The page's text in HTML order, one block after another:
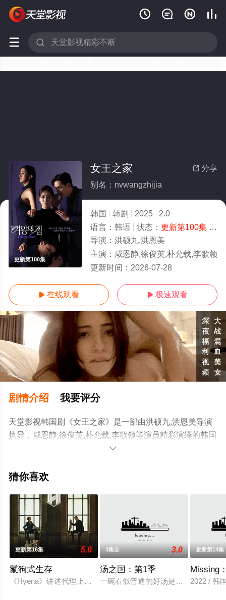
   
 
更新第100集
 分享
女王之家
别名：nvwangzhijia
韩国 韩剧 2025
2.0
语言： 韩语 状态： 更新第100集- 免费在线观看
导演： 洪硕九,洪恩美
主演： 咸恩静,徐俊英,朴允载,李歌领
更新时间： 2026-07-28
 在线观看  极速观看
剧情介绍 我要评分
天堂影视韩国剧《女王之家》是一部由洪硕九,洪恩美导演
执导，咸恩静,徐俊英,朴允载,李歌领等演员精彩演绎的韩国
电视剧，手机免费观看高清无删减完整版电视剧全集就上
或剧情网等平台了解。

猜你喜欢
更新第16集 5.0
鬣狗式生存
《Hyena》讲述代理上流阶层案件的律师们抛头颅洒热血的生
3集全 3.0
汤之国：第1季
一碗看似普通的好汤是韩国餐桌上必
更新第14集
Missing
2022 / 韩